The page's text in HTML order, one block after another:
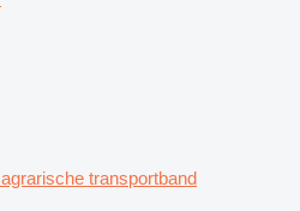
agrarische transportband